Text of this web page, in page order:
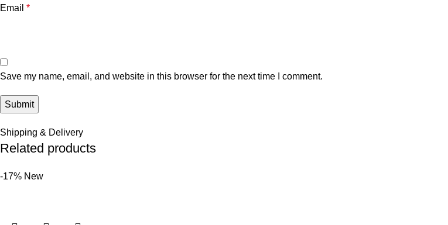
Email *
Save my name, email, and website in this browser for the next time I comment.
Shipping & Delivery
Related products
-17% New